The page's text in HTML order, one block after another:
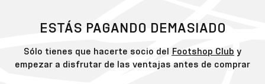
ESTÁS PAGANDO DEMASIADO
Sólo tienes que hacerte socio del Footshop Club y
empezar a disfrutar de las ventajas antes de comprar